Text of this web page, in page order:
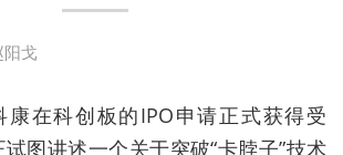
戈
康在科创板的IPO申请正式获得受
图讲述一个关于突破“卡脖子”技术